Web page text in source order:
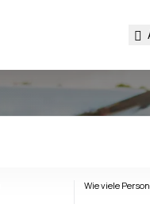
Wie viele